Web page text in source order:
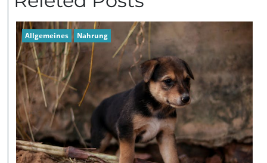
Allgemeines Nahrung